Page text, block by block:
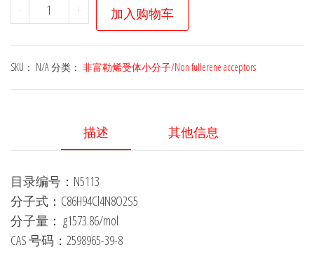
-
N5113-
有
光
烯
受
体
小
+ 加入购物车
SKU： N/A分类： 非富勒烯受体小分子/Non fullerene acceptors
描述 其他信息
目录编号：N5113
分子式：C86H94Cl4N8O2S5
分子量： g1573.86/mol
CAS 号码：2598965-39-8